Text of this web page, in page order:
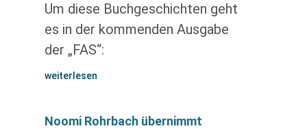
Um diese Buchgeschichten geht
es in der kommenden Ausgabe
der „FAS“:
weiterlesen
Noomi Rohrbach übernimmt